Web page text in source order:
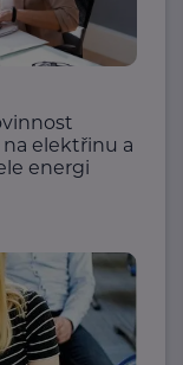
elektřinu a
energi